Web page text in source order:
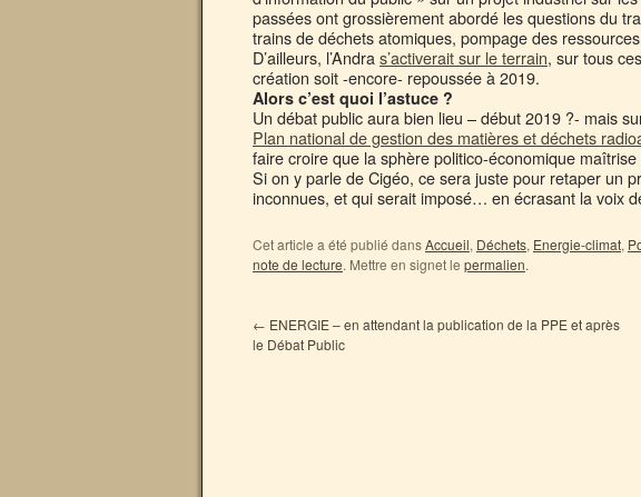
passées ont grossièrement abordé les questions du
trains de déchets atomiques, pompage des
D’ailleurs, l’Andra s’activerait sur le terrain, sur tous
création soit -encore- repoussée à 2019.
Alors c’est quoi l’astuce ?
Un débat public aura bien lieu – début 2019 ?- mais
Plan national de gestion des matières et déchets
faire croire que la sphère politico-économique
Si on y parle de Cigéo, ce sera juste pour retaper un
inconnues, et qui serait imposé… en écrasant la voix
Cet article a été publié dansAccueil, Déchets, Energie-climat,
note de lecture. Mettre en signet le permalien.
← ENERGIE – en attendant la publication de la PPE et après
le Débat Public